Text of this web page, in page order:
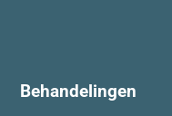
Behandelingen